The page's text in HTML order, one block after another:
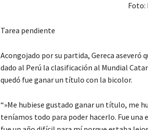
Foto:
Tarea pendiente
Acongojado por su partida, Gereca aseveró
dado al Perú la clasificación al Mundial
quedó fue ganar un título con la bicolor.
“»Me hubiese gustado ganar un título, me
teníamos todo para poder hacerlo. Fue